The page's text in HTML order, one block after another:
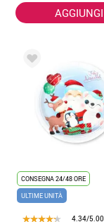
Naso
AGGIUNGI
CONSEGNA 24/48 ORE
ULTIME UNITÀ
4.34/5.00